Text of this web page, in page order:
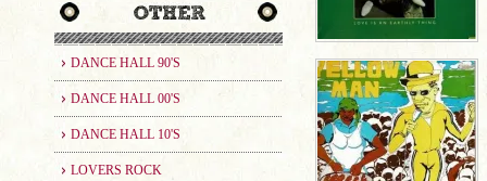
DANCE HALL 90'S
DANCE HALL 00'S
DANCE HALL 10'S
LOVERS ROCK